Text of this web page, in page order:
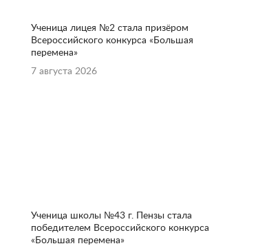
Ученица лицея №2 стала призёром
Всероссийского конкурса «Большая
перемена»
7 августа 2026
Ученица школы №43 г. Пензы стала
победителем Всероссийского конкурса
«Большая перемена»